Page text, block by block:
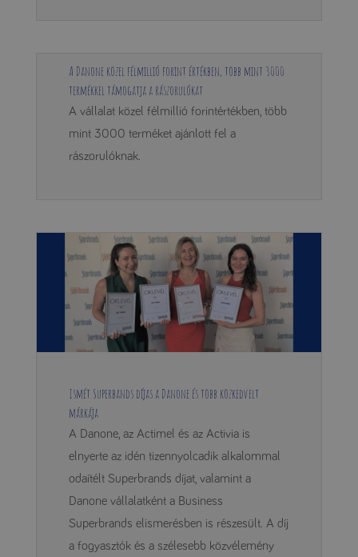
A Danone közel félmillió forint értékben, több mint 3000
termékkel támogatja a rászorulókat
A vállalat közel félmillió forintértékben, több
mint 3000 terméket ajánlott fel a
rászorulóknak.
Ismét Superbands díjas a Danone és több közkedvelt
márkája
A Danone, az Actimel és az Activia is
elnyerte az idén tizennyolcadik alkalommal
odaítélt Superbrands díjat, valamint a
Danone vállalatként a Business
Superbrands elismerésben is részesült. A díj
a fogyasztók és a szélesebb közvélemény